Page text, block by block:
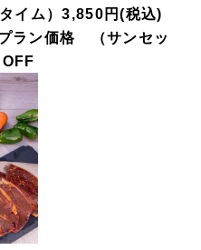
イム）3,850円(税込)
ラン価格 （サンセッ